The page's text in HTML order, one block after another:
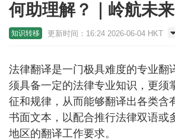
何助理解？｜岭航未来
知识转移 更新时间：16:24 2026-06-04 HKT
法律翻译是一门极具难度的专业翻
须具备一定的法律专业知识，更须
征和规律，从而能够翻译出各类含
书面文本，以配合推行法律双语或
地区的翻译工作要求。